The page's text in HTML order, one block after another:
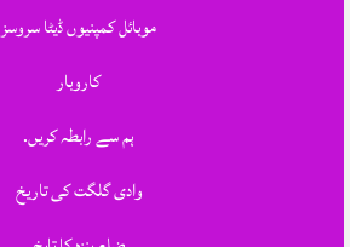
موبائل کمپنیوں ڈیٹا سروسز
کاروبار
ہم سے رابطہ کریں.
وادی گلگت کی تاریخ